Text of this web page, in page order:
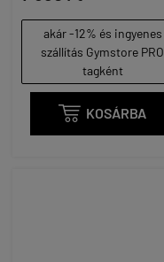
akár -12% és ingyenes
szállítás Gymstore PRO
tagként
 KOSÁRBA